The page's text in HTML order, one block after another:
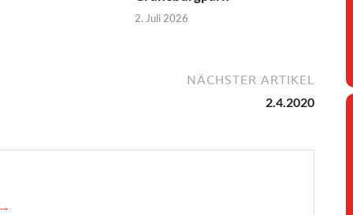
2. Juli 2026
NÄCHSTER ARTIKEL
2.4.2020